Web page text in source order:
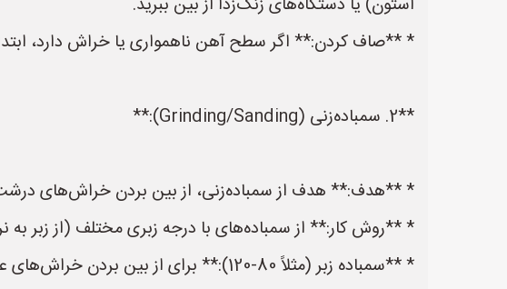
استون) یا دستگاه‌های زنگ‌زدا از بین ببرید.
* **صاف کردن:** اگر سطح آهن ناهمواری یا خراش دارد،
**2. سمباده‌زنی (Grinding/Sanding):**
* **هدف:** هدف از سمباده‌زنی، از بین بردن خراش‌های
* **روش کار:** از سمباده‌های با درجه زبری مختلف (از زبر به
* **سمباده زبر (مثلاً 80-120):** برای از بین بردن خراش‌های عمیق و ناهمواری‌های بزرگ.